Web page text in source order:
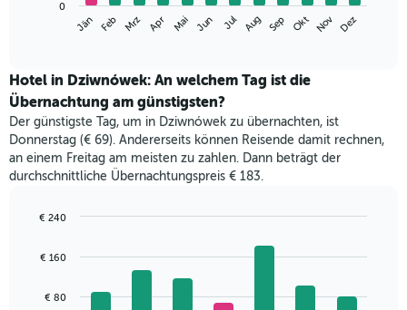
folgende
den
durchschnittlichen
Zimmerpreis
im
jeweiligen
Monat
an.
Diagramm
X-
die
Jän Feb Mrz Apr Mai Jun Jul Aug Sep Okt Nov Dez
0
Hotel in Dziwnówek: An welchem Tag ist die
Übernachtung am günstigsten?
Der günstigste Tag, um in Dziwnówek zu übernachten, ist
Donnerstag (€ 69). Andererseits können Reisende damit rechnen,
an einem Freitag am meisten zu zahlen. Dann beträgt der
durchschnittliche Übernachtungspreis € 183.
with
bars.
€ 80
€ 160
€ 240